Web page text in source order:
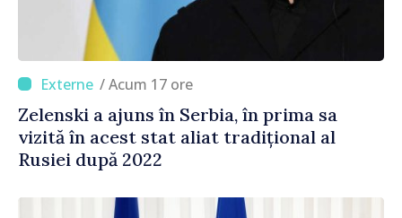
/ Acum 17 ore
Zelenski a ajuns în Serbia, în prima sa
vizită în acest stat aliat tradițional al
Rusiei după 2022